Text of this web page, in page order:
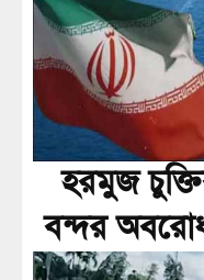
হরমুজ
বন্দর অবরোধ